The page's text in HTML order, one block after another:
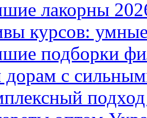
лакорны
курсов:
подборки
дорам с